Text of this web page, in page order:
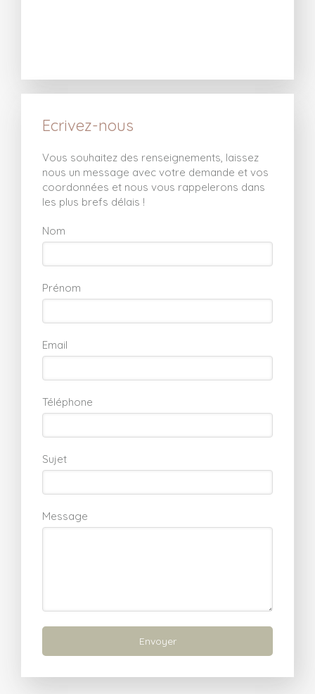
Ecrivez-nous
Vous souhaitez des renseignements, laissez
nous un message avec votre demande et vos
coordonnées et nous vous rappelerons dans
les plus brefs délais !
Nom
Prénom
Email
Téléphone
Sujet
Message
Envoyer